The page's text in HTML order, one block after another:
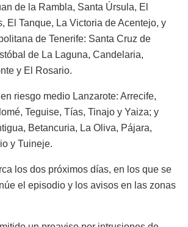
de la Rambla, Santa Úrsula, El
El Tanque, La Victoria de Acentejo, y
de Tenerife: Santa Cruz de
de La Laguna, Candelaria,
y El Rosario.
riesgo medio Lanzarote: Arrecife,
Teguise, Tías, Tinajo y Yaiza; y
Betancuria, La Oliva, Pájara,
y Tuineje.
los dos próximos días, en los que se
el episodio y los avisos en las zonas